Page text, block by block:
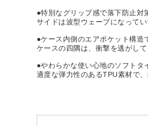
●特別なグリップ感で落下防止対
サイドは波型ウェーブになって
●ケース内側のエアポケット構造
ケースの四隅は、衝撃を逃がし
●やわらかな使い心地のソフトタ
適度な弾力性のあるTPU素材で